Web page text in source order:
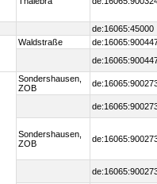
de:16065:45000
Waldstraße
Sondershausen,
ZOB
Sondershausen,
ZOB